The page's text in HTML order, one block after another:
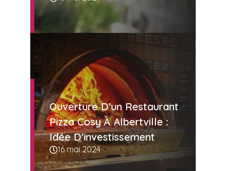
Ouverture D’un Restaurant
Pizza Cosy À Albertville :
Idée D’investissement
16 mai 2024